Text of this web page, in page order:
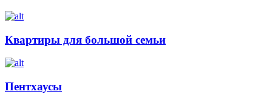
Квартиры для большой семьи
Пентхаусы